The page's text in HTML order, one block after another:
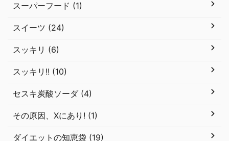
スーパーフード (1)
スイーツ (24)
スッキリ (6)
スッキリ!! (10)
セスキ炭酸ソーダ (4)
その原因、Xにあり! (1)
ダイエットの知恵袋 (19)